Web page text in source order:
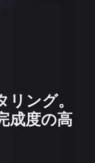
ング。
成度の高